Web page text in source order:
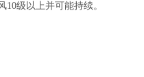
级以上并可能持续。